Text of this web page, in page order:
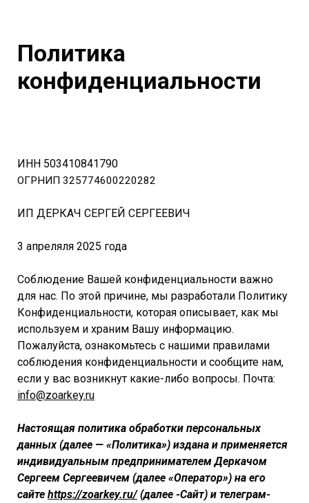
Политика
конфиденциальности
ИНН 503410841790
ОГРНИП 325774600220282
ИП ДЕРКАЧ СЕРГЕЙ СЕРГЕЕВИЧ
3 апреляля 2025 года
Соблюдение Вашей конфиденциальности важно
для нас. По этой причине, мы разработали Политику
Конфиденциальности, которая описывает, как мы
используем и храним Вашу информацию.
Пожалуйста, ознакомьтесь с нашими правилами
соблюдения конфиденциальности и сообщите нам,
если у вас возникнут какие-либо вопросы. Почта:
info@zoarkey.ru
Настоящая политика обработки персональных
данных (далее — «Политика») издана и применяется
индивидуальным предпринимателем Деркачом
Сергеем Сергеевичем (далее «Оператор») на его
сайте https://zoarkey.ru/(далее -Сайт) и телеграм-